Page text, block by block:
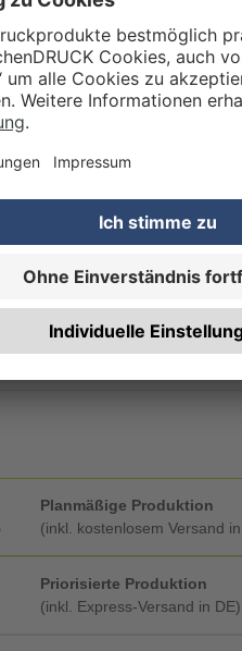
Ihrer Daten (Word, Illustrator
Planmäßige Produktion
(inkl. kostenlosem Versand
Priorisierte Produktion
(inkl. Express-Versand in